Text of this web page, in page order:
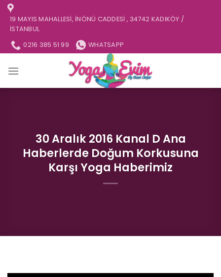
İçeriğe
atla19 MAYIS MAHALLESI, İNÖNÜ CADDESI , 34742 KADIKÖY /
İSTANBUL
0216 385 51 99
WHATSAPP
30 Aralık 2016 Kanal D Ana
Haberlerde Doğum Korkusuna
Karşı Yoga Haberimiz